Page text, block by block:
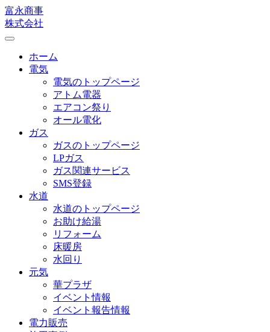
富永商事
株式会社
Toggle
navigationホーム
電気
電気のトップページ
アトム電器
エアコン祭り
オール電化
ガス
ガスのトップページ
LPガス
ガス関連サービス
SMS登録
水道
水道のトップページ
お助け給湯
リフォーム
床暖房
水回り
元気
華プラザ
イベント情報
イベント報告情報
電力販売